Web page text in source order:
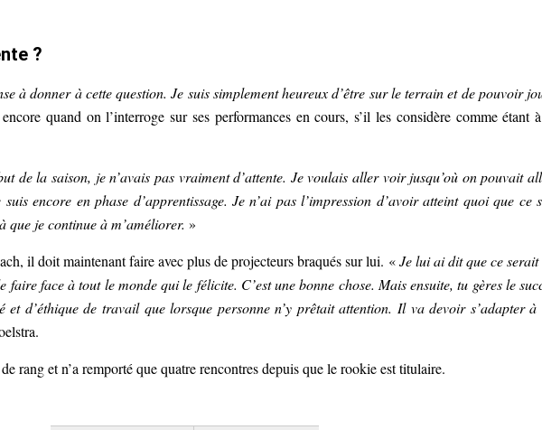
?
à donner à cette question. Je suis simplement heureux d’être sur le terrain et de pouvoir
quand on l’interroge sur ses performances en cours, s’il les considère comme étant
de la saison, je n’avais pas vraiment d’attente. Je voulais aller voir jusqu’où on pouvait
encore en phase d’apprentissage. Je n’ai pas l’impression d’avoir atteint quoi que ce
que je continue à m’améliorer. »
il doit maintenant faire avec plus de projecteurs braqués sur lui. «Je lui ai dit que ce serait
face à tout le monde qui le félicite. C’est une bonne chose. Mais ensuite, tu gères le
et d’éthique de travail que lorsque personne n’y prêtait attention. Il va devoir s’adapter à
rang et n’a remporté que quatre rencontres depuis que le rookie est titulaire.